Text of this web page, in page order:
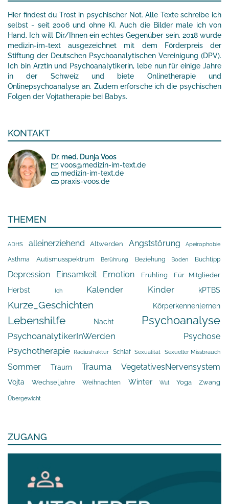
Hier findest du Trost in psychischer Not. Alle Texte schreibe ich
selbst - seit 2006 und ohne KI. Auch die Bilder male ich von
Hand. Ich will Dir/Ihnen ein echtes Gegenüber sein. 2018 wurde
medizin-im-text ausgezeichnet mit dem Förderpreis der
Stiftung der Deutschen Psychoanalytischen Vereinigung (DPV).
Ich bin Ärztin und Psychoanalytikerin, lebe nun für einige Jahre
in der Schweiz und biete Onlinetherapie und
Onlinepsychoanalyse an. Zudem erforsche ich die psychischen
Folgen der Vojtatherapie bei Babys.
KONTAKT
Dr. med. Dunja Voos
voos@medizin-im-text.de
medizin-im-text.de
praxis-voos.de
THEMEN
ADHS alleinerziehend Altwerden Angststörung Apeirophobie
Asthma Autismusspektrum Berührung Beziehung Boden Buchtipp
Depression Einsamkeit Emotion Frühling Für Mitglieder
Herbst Ich Kalender Kinder kPTBS
Kurze_Geschichten Körperkennenlernen
Lebenshilfe Nacht Psychoanalyse
PsychoanalytikerInWerden Psychose
Psychotherapie Radiusfraktur Schlaf Sexualität Sexueller Missbrauch
Sommer Traum Trauma VegetativesNervensystem
Vojta Wechseljahre Weihnachten Winter Wut Yoga Zwang
Übergewicht
ZUGANG